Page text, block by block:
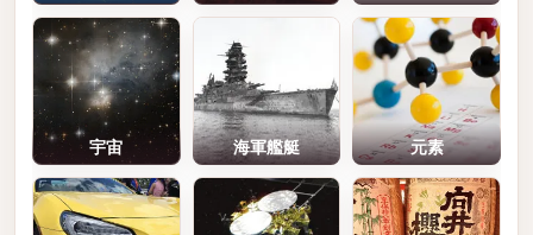
宇宙 海軍艦艇 元素